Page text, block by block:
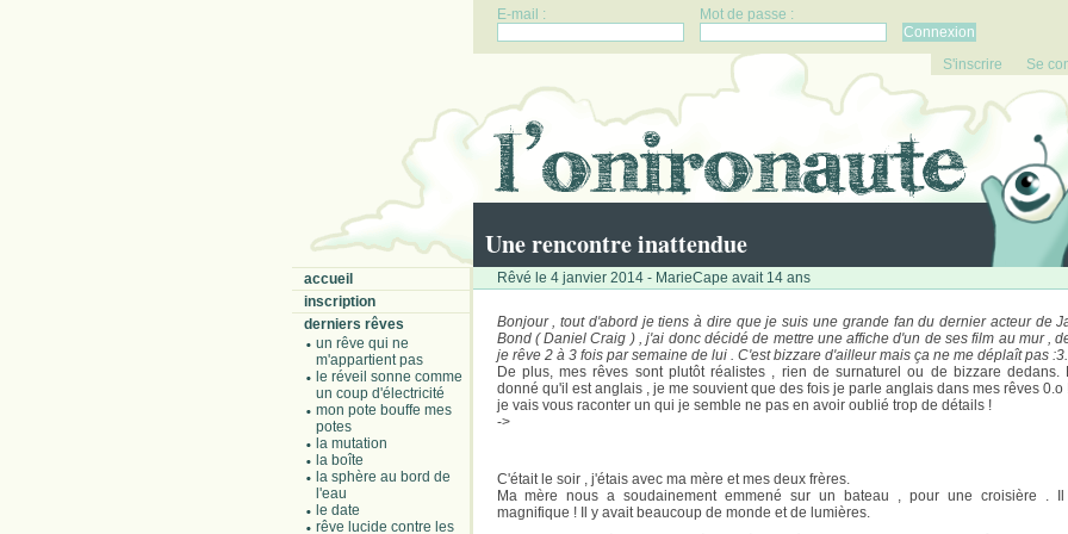
E-mail : Mot de passe :
S'inscrire Se
Une rencontre inattendue
accueil
inscription
derniers rêves
un rêve qui ne
m'appartient pas
le réveil sonne comme
un coup d'électricité
mon pote bouffe mes
potes
la mutation
la boîte
la sphère au bord de
l'eau
le date
rêve lucide contre les
Rêvé le 4 janvier 2014 - MarieCape avait 14 ans
Bonjour , tout d'abord je tiens à dire que je suis une grande fan du dernier acteur de
Bond ( Daniel Craig ) , j'ai donc décidé de mettre une affiche d'un de ses film au mur ,
je rêve 2 à 3 fois par semaine de lui . C'est bizzare d'ailleur mais ça ne me déplaît pas :3.
De plus, mes rêves sont plutôt réalistes , rien de surnaturel ou de bizzare dedans.
donné qu'il est anglais , je me souvient que des fois je parle anglais dans mes rêves 0.o
je vais vous raconter un qui je semble ne pas en avoir oublié trop de détails !
->
C'était le soir , j'étais avec ma mère et mes deux frères.
Ma mère nous a soudainement emmené sur un bateau , pour une croisière . Il
magnifique ! Il y avait beaucoup de monde et de lumières.